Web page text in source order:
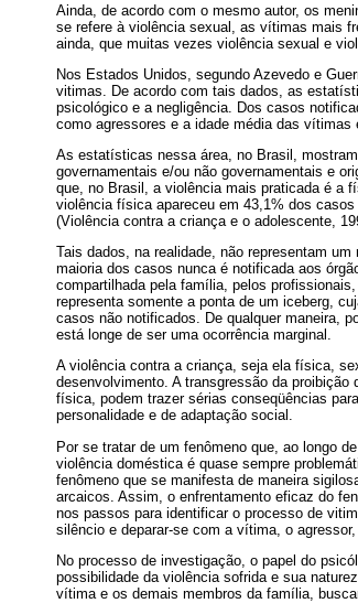
Ainda, de acordo com o mesmo autor, os
se refere à violência sexual, as vítimas mais
ainda, que muitas vezes violência sexual e
Nos Estados Unidos, segundo Azevedo e
vitimas. De acordo com tais dados, as
psicológico e a negligência. Dos casos
como agressores e a idade média das vítimas
As estatísticas nessa área, no Brasil,
governamentais e/ou não governamentais e
que, no Brasil, a violência mais praticada é a
violência física apareceu em 43,1% dos
(Violência contra a criança e o adolescente,
Tais dados, na realidade, não representam
maioria dos casos nunca é notificada aos
compartilhada pela família, pelos
representa somente a ponta de um iceberg,
casos não notificados. De qualquer maneira,
está longe de ser uma ocorrência marginal.
A violência contra a criança, seja ela física,
desenvolvimento. A transgressão da
física, podem trazer sérias conseqüências
personalidade e de adaptação social.
Por se tratar de um fenômeno que, ao longo
violência doméstica é quase sempre
fenômeno que se manifesta de maneira
arcaicos. Assim, o enfrentamento eficaz do
nos passos para identificar o processo de
silêncio e deparar-se com a vítima, o
No processo de investigação, o papel do
possibilidade da violência sofrida e sua
vítima e os demais membros da família,